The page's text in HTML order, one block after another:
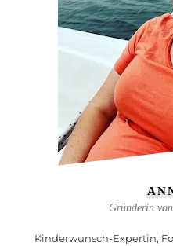
Gründerin
Kinderwunsch-Expertin,